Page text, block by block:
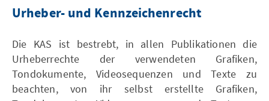
Urheber- und Kennzeichenrecht
Die KAS ist bestrebt, in allen Publikationen die
Urheberrechte der verwendeten Grafiken,
Tondokumente, Videosequenzen und Texte zu
beachten, von ihr selbst erstellte Grafiken,